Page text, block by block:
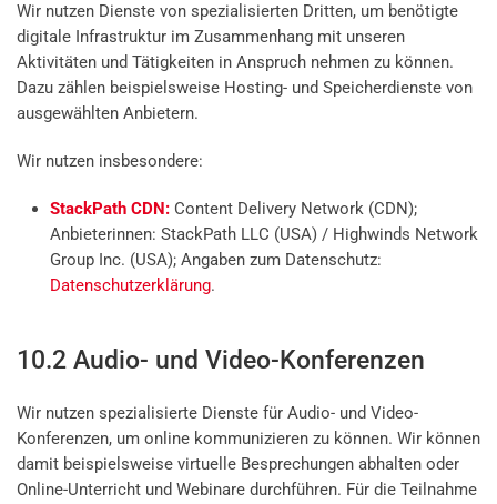
Wir nutzen Dienste von spezialisierten Dritten, um benötigte
digitale Infrastruktur im Zusammenhang mit unseren
Aktivitäten und Tätigkeiten in Anspruch nehmen zu können.
Dazu zählen beispielsweise Hosting- und Speicherdienste von
ausgewählten Anbietern.
Wir nutzen insbesondere:
StackPath CDN: Content Delivery Network (CDN);
Anbieterinnen: StackPath LLC (USA) / Highwinds Network
Group Inc. (USA); Angaben zum Datenschutz:
Datenschutzerklärung.
10.2 Audio- und Video-Konferenzen
Wir nutzen spezialisierte Dienste für Audio- und Video-
Konferenzen, um online kommunizieren zu können. Wir können
damit beispielsweise virtuelle Besprechungen abhalten oder
Online-Unterricht und Webinare durchführen. Für die Teilnahme